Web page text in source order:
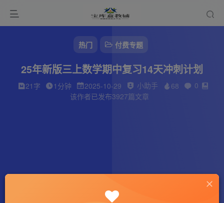
热门 付费专题
25年新版三上数学期中复习14天冲刺计划
21字 1分钟 2025-10-29 小助手 68
0
该作者已发布3927篇文章